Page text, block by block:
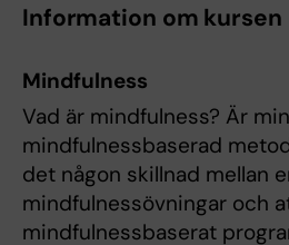
Information om kursen
Mindfulness
Vad är mindfulness? Är
mindfulnessbaserad
det någon skillnad mellan
mindfulnessövningar och
mindfulnessbaserat